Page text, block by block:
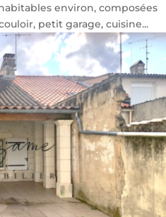
environ, composées
petit garage, cuisine...